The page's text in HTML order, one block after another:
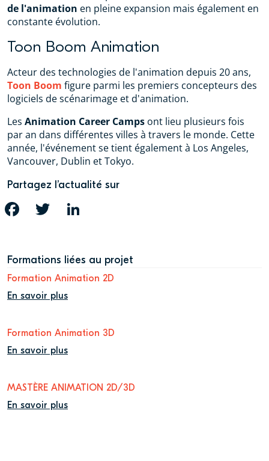
de l'animation en pleine expansion mais également en
constante évolution.
Toon Boom Animation
Acteur des technologies de l'animation depuis 20 ans,
Toon Boom figure parmi les premiers concepteurs des
logiciels de scénarimage et d'animation.
Les Animation Career Camps ont lieu plusieurs fois
par an dans différentes villes à travers le monde. Cette
année, l'événement se tient également à Los Angeles,
Vancouver, Dublin et Tokyo.
Partagez l’actualité sur
FACEBOOK TWITTER
Formations liées au projet
Formation Animation 2D
En savoir plus
Formation Animation 3D
En savoir plus
MASTÈRE ANIMATION 2D/3D
En savoir plus